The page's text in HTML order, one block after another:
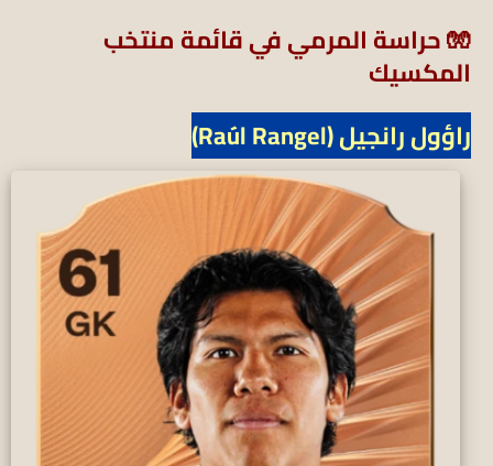
🧤 حراسة المرمي في قائمة منتخب
المكسيك
راؤول رانجيل (Raúl Rangel)